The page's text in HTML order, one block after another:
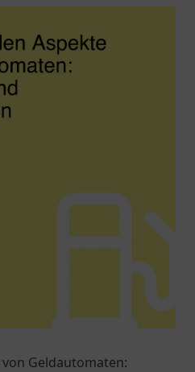
Geldautomaten: